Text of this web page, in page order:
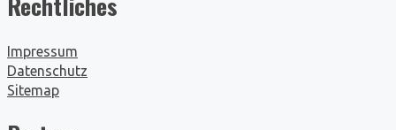
Impressum
Datenschutz
Sitemap